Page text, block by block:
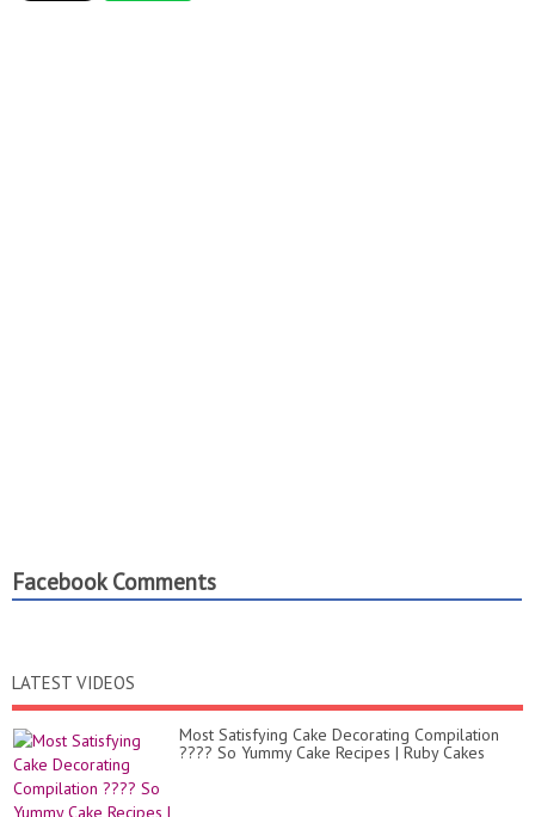
Facebook Comments
LATEST VIDEOS
Most Satisfying Cake Decorating Compilation
???? So Yummy Cake Recipes | Ruby Cakes